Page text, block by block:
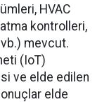
HVAC
kontrolleri,
mevcut.
(IoT)
ve elde edilen
elde